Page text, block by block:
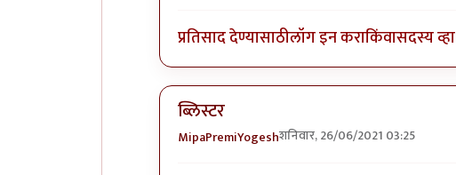
प्रतिसाद देण्यासाठीलॉग इन कराकिंवासदस्य व्हा
ब्लिस्टर
MipaPremiYogeshशनिवार, 26/06/2021 03:25